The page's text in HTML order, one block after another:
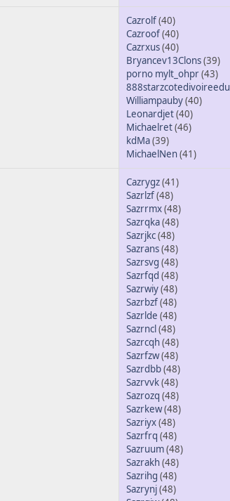
Cazrolf(40)
Cazroof(40)
Cazrxus(40)
Bryancev13Clons(39)
porno mylt_ohpr(43)
888starzcotedivoireedu
Williampauby(40)
Leonardjet(40)
Michaelret(46)
kdMa(39)
MichaelNen(41)
Cazrygz(41)
Sazrlzf(48)
Sazrrmx(48)
Sazrqka(48)
Sazrjkc(48)
Sazrans(48)
Sazrsvg (48)
Sazrfqd (48)
Sazrwiy(48)
Sazrbzf(48)
Sazrlde (48)
Sazrncl (48)
Sazrcqh(48)
Sazrfzw(48)
Sazrdbb(48)
Sazrvvk(48)
Sazrozq (48)
Sazrkew(48)
Sazriyx(48)
Sazrfrq (48)
Sazruum(48)
Sazrakh(48)
Sazrihg (48)
Sazrynj(48)